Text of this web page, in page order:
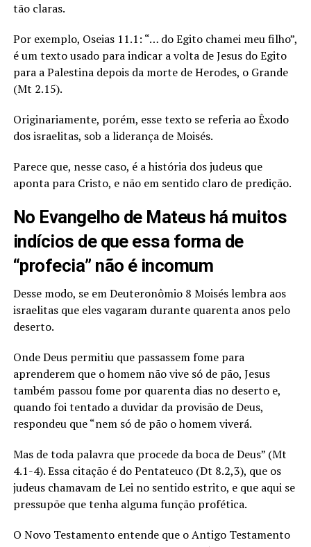
tão claras.
Por exemplo, Oseias 11.1: “… do Egito chamei meu filho”,
é um texto usado para indicar a volta de Jesus do Egito
para a Palestina depois da morte de Herodes, o Grande
(Mt 2.15).
Originariamente, porém, esse texto se referia ao Êxodo
dos israelitas, sob a liderança de Moisés.
Parece que, nesse caso, é a história dos judeus que
aponta para Cristo, e não em sentido claro de predição.
No Evangelho de Mateus há muitos
indícios de que essa forma de
“profecia” não é incomum
Desse modo, se em Deuteronômio 8 Moisés lembra aos
israelitas que eles vagaram durante quarenta anos pelo
deserto.
Onde Deus permitiu que passassem fome para
aprenderem que o homem não vive só de pão, Jesus
também passou fome por quarenta dias no deserto e,
quando foi tentado a duvidar da provisão de Deus,
respondeu que “nem só de pão o homem viverá.
Mas de toda palavra que procede da boca de Deus” (Mt
4.1-4). Essa citação é do Pentateuco (Dt 8.2,3), que os
judeus chamavam de Lei no sentido estrito, e que aqui se
pressupõe que tenha alguma função profética.
O Novo Testamento entende que o Antigo Testamento